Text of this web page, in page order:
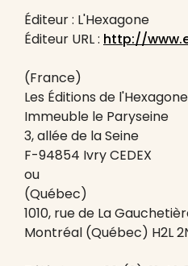
Éditeur : L'Hexagone
Éditeur URL : http://
(France)
Les Éditions de l'Hexagone
Immeuble le Paryseine
3, allée de la Seine
F-94854 Ivry CEDEX
ou
(Québec)
1010, rue de La
Montréal (Québec) H2L